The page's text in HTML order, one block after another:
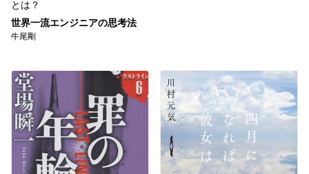
とは？
世界一流エンジニアの思考法
牛尾剛